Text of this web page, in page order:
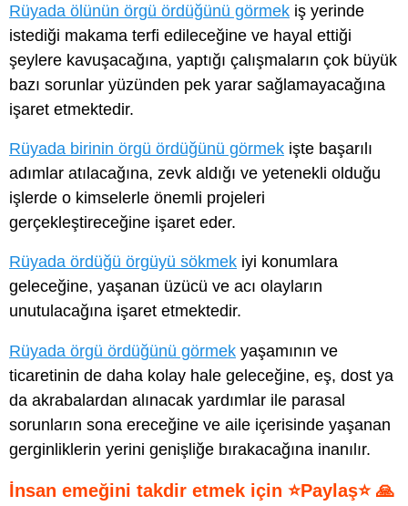
Rüyada ölünün örgü ördüğünü görmek iş yerinde
istediği makama terfi edileceğine ve hayal ettiği
şeylere kavuşacağına, yaptığı çalışmaların çok büyük
bazı sorunlar yüzünden pek yarar sağlamayacağına
işaret etmektedir.
Rüyada birinin örgü ördüğünü görmek işte başarılı
adımlar atılacağına, zevk aldığı ve yetenekli olduğu
işlerde o kimselerle önemli projeleri
gerçekleştireceğine işaret eder.
Rüyada ördüğü örgüyü sökmek iyi konumlara
geleceğine, yaşanan üzücü ve acı olayların
unutulacağına işaret etmektedir.
Rüyada örgü ördüğünü görmek yaşamının ve
ticaretinin de daha kolay hale geleceğine, eş, dost ya
da akrabalardan alınacak yardımlar ile parasal
sorunların sona ereceğine ve aile içerisinde yaşanan
gerginliklerin yerini genişliğe bırakacağına inanılır.
İnsan emeğini takdir etmek için ⭐Paylaş⭐ 🙏